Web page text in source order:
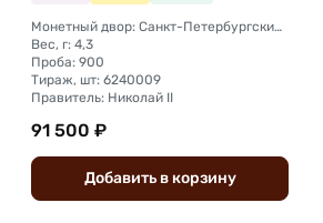
Монетный двор: Санкт-Петербургский монетный двор
Вес, г: 4,3
Проба: 900
Тираж, шт: 6240009
Правитель: Николай II
91 500 ₽
Добавить вкорзину